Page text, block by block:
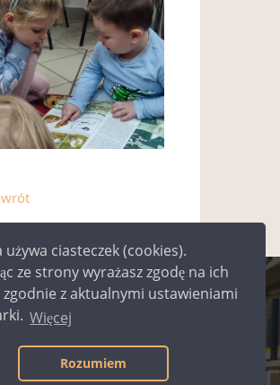
ciasteczek (cookies).
ze strony wyrażasz zgodę na ich
zgodnie z aktualnymi ustawieniami
Więcej
Rozumiem
Miejska Biblioteka Publiczna
Jerzego Pilcha w Kielcach |
Polityka prywatności|
Deklaracja dostępności